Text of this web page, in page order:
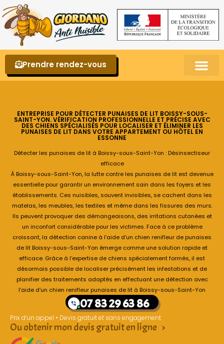
Prendre rendez-vous
ENTREPRISE POUR DÉTECTER PUNAISES DE LIT BOISSY-SOUS-
SAINT-YON. VÉRIFICATION PROFESSIONNELLE ET PRÉCISE AVEC
DES CHIENS SPÉCIALISÉS POUR LOCALISER ET ÉLIMINER LES
PUNAISES DE LIT DANS VOTRE APPARTEMENT OU HÔTEL EN
ESSONNE
Détecter les punaises de lit à Boissy-sous-Saint-Yon : Désinsectiseur
efficace
À Boissy-sous-Saint-Yon, la lutte contre les punaises de lit est devenue
essentielle pour garantir un environnement sain dans les foyers et les
établissements. Ces nuisibles, souvent invisibles, se cachent dans les
matelas, les meubles, les textiles et même dans les fissures des murs.
Ils peuvent provoquer des démangeaisons, des irritations cutanées et
un inconfort considérable pour les victimes. Face à ce problème
croissant, la détection canine à l’aide d’un chien renifleur de punaises
de lit Boissy-sous-Saint-Yon émerge comme une solution rapide et
efficace. Grâce à l’expertise de chiens spécialement formés, il est
désormais possible de localiser précisément les infestations et de
planifier des traitements adaptés en effectuant une détection avec
l’aide d’un chien renifleur punaises de lit à Boissy-sous-Saint-Yon
07 83 29 63 86
Prix d’un appel • Devis gratuit et sans engagement
Ou obtenir mon devis gratuit en ligne >